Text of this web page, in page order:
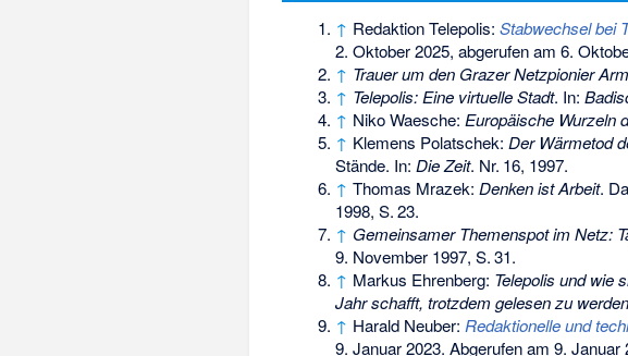
↑ Redaktion Telepolis: Stabwechsel bei
2. Oktober 2025, abgerufen am 6.
↑ Trauer um den Grazer Netzpionier
↑ Telepolis: Eine virtuelle Stadt. In:
↑ Niko Waesche: Europäische Wurzeln
↑ Klemens Polatschek: Der Wärmetod
Stände. In: Die Zeit. Nr. 16, 1997.
↑ Thomas Mrazek: Denken ist Arbeit.
1998, S.23.
↑ Gemeinsamer Themenspot im Netz:
9. November 1997, S.31.
↑ Markus Ehrenberg: Telepolis und wie
Jahr schafft, trotzdem gelesen zu werden
↑ Harald Neuber: Redaktionelle und
9. Januar 2023. Abgerufen am 9. Januar